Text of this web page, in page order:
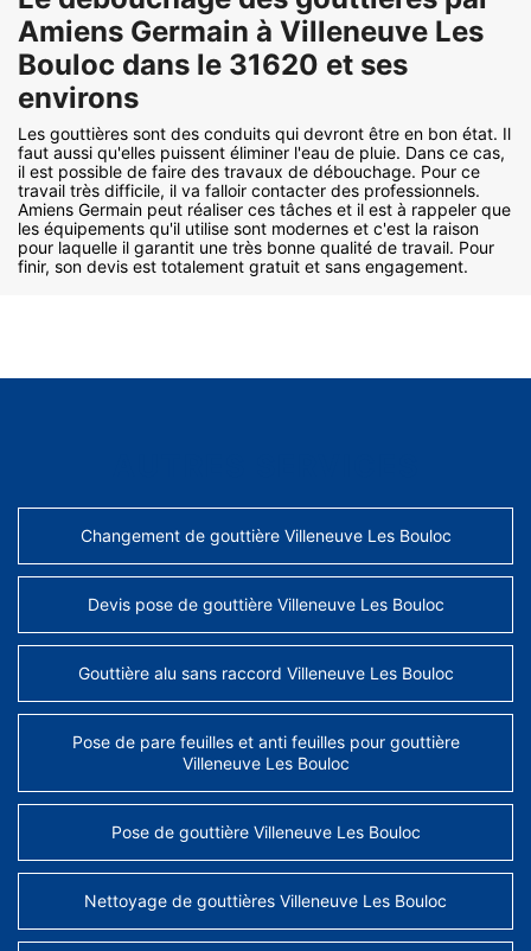
Amiens Germain à Villeneuve Les
Bouloc dans le 31620 et ses
environs
Les gouttières sont des conduits qui devront être en bon état. Il
faut aussi qu'elles puissent éliminer l'eau de pluie. Dans ce cas,
il est possible de faire des travaux de débouchage. Pour ce
travail très difficile, il va falloir contacter des professionnels.
Amiens Germain peut réaliser ces tâches et il est à rappeler que
les équipements qu'il utilise sont modernes et c'est la raison
pour laquelle il garantit une très bonne qualité de travail. Pour
finir, son devis est totalement gratuit et sans engagement.
Changement de gouttière Villeneuve Les Bouloc
Devis pose de gouttière Villeneuve Les Bouloc
Gouttière alu sans raccord Villeneuve Les Bouloc
Pose de pare feuilles et anti feuilles pour gouttière
Villeneuve Les Bouloc
Pose de gouttière Villeneuve Les Bouloc
Nettoyage de gouttières Villeneuve Les Bouloc